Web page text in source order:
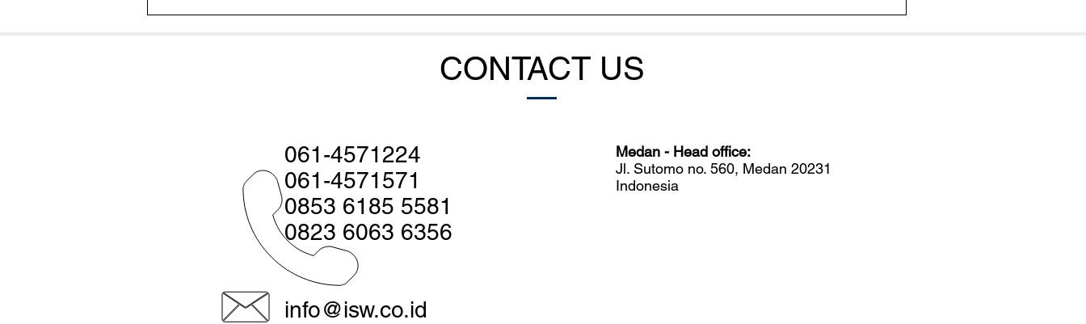
CONTACT US
061-4571224
061-4571571
0853 6185 5581
0823 6063 6356
info@isw.co.id
Medan - Head office:
Jl. Sutomo no. 560, Medan 20231
Indonesia